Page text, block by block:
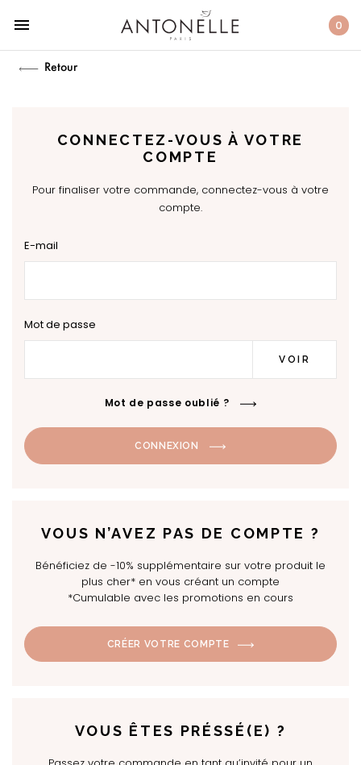
menu 0
Retour
CONNECTEZ-VOUS À VOTRE
COMPTE
Pour finaliser votre commande, connectez-vous à votre
compte.
E-mail
Mot de passe
VOIR
Mot de passe oublié ?
CONNEXION
VOUS N’AVEZ PAS DE COMPTE ?
Bénéficiez de -10% supplémentaire sur votre produit le
plus cher* en vous créant un compte
*Cumulable avec les promotions en cours
CRÉER VOTRE COMPTE
VOUS ÊTES PRÉSSÉ(E) ?